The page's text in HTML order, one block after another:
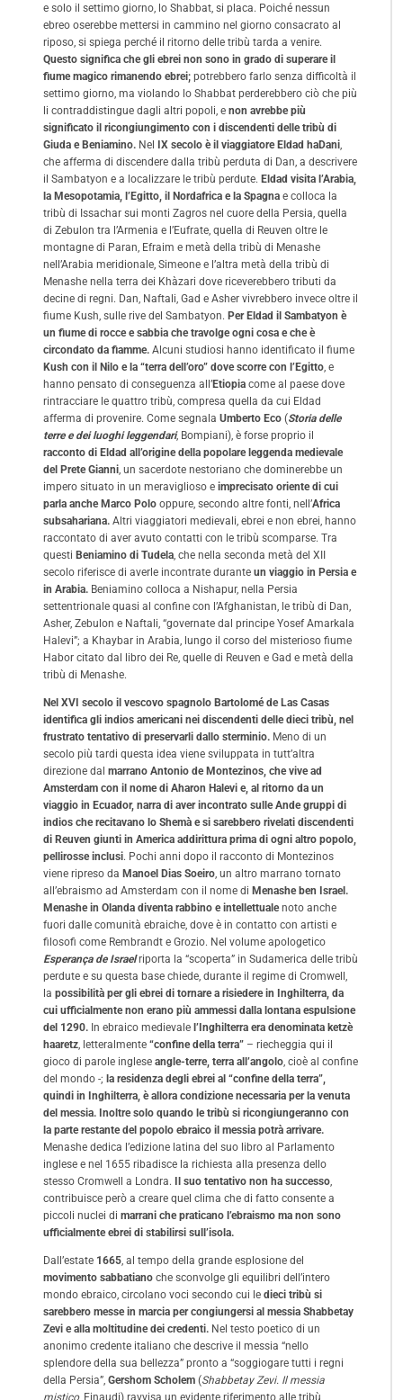
e solo il settimo giorno, lo Shabbat, si placa. Poiché nessun
ebreo oserebbe mettersi in cammino nel giorno consacrato al
riposo, si spiega perché il ritorno delle tribù tarda a venire.
Questo significa che gli ebrei non sono in grado di superare il
fiume magico rimanendo ebrei; potrebbero farlo senza difficoltà il
settimo giorno, ma violando lo Shabbat perderebbero ciò che più
li contraddistingue dagli altri popoli, e non avrebbe più
significato il ricongiungimento con i discendenti delle tribù di
Giuda e Beniamino. Nel IX secolo è il viaggiatore Eldad haDani
che afferma di discendere dalla tribù perduta di Dan, a descrivere
il Sambatyon e a localizzare le tribù perdute. Eldad visita l’Arabia,
la Mesopotamia, l’Egitto, il Nordafrica e la Spagna e colloca la
tribù di Issachar sui monti Zagros nel cuore della Persia, quella
di Zebulon tra l’Armenia e l’Eufrate, quella di Reuven oltre le
montagne di Paran, Efraim e metà della tribù di Menashe
nell’Arabia meridionale, Simeone e l’altra metà della tribù di
Menashe nella terra dei Khàzari dove riceverebbero tributi da
decine di regni. Dan, Naftali, Gad e Asher vivrebbero invece oltre il
fiume Kush, sulle rive del Sambatyon. Per Eldad il Sambatyon è
un fiume di rocce e sabbia che travolge ogni cosa e che è
circondato da fiamme. Alcuni studiosi hanno identificato il fiume
Kush con il Nilo e la “terra dell’oro” dove scorre con l’Egitto , e
hanno pensato di conseguenza all’Etiopia come al paese dove
rintracciare le quattro tribù, compresa quella da cui Eldad
afferma di provenire. Come segnala Umberto Eco (Storia delle
terre e dei luoghi leggendari, Bompiani), è forse proprio il
racconto di Eldad all’origine della popolare leggenda medievale
del Prete Gianni , un sacerdote nestoriano che dominerebbe un
impero situato in un meraviglioso e imprecisato oriente di cui
parla anche Marco Polo oppure, secondo altre fonti, nell’Africa
subsahariana. Altri viaggiatori medievali, ebrei e non ebrei, hanno
raccontato di aver avuto contatti con le tribù scomparse. Tra
questi Beniamino di Tudela , che nella seconda metà del XII
secolo riferisce di averle incontrate durante un viaggio in Persia e
in Arabia. Beniamino colloca a Nishapur, nella Persia
settentrionale quasi al confine con l’Afghanistan, le tribù di Dan,
Asher, Zebulon e Naftali, “governate dal principe Yosef Amarkala
Halevi”; a Khaybar in Arabia, lungo il corso del misterioso fiume
Habor citato dal libro dei Re, quelle di Reuven e Gad e metà della
tribù di Menashe.
Nel XVI secolo il vescovo spagnolo Bartolomé de Las Casas
identifica gli indios americani nei discendenti delle dieci tribù, nel
frustrato tentativo di preservarli dallo sterminio. Meno di un
secolo più tardi questa idea viene sviluppata in tutt’altra
direzione dal marrano Antonio de Montezinos, che vive ad
Amsterdam con il nome di Aharon Halevi e, al ritorno da un
viaggio in Ecuador, narra di aver incontrato sulle Ande gruppi di
indios che recitavano lo Shemà e si sarebbero rivelati discendenti
di Reuven giunti in America addirittura prima di ogni altro popolo,
pellirosse inclusi. Pochi anni dopo il racconto di Montezinos
viene ripreso da Manoel Dias Soeiro , un altro marrano tornato
all’ebraismo ad Amsterdam con il nome di Menashe ben Israel.
Menashe in Olanda diventa rabbino e intellettualenoto anche
fuori dalle comunità ebraiche, dove è in contatto con artisti e
filosofi come Rembrandt e Grozio. Nel volume apologetico
Esperança de Israel riporta la “scoperta” in Sudamerica delle tribù
perdute e su questa base chiede, durante il regime di Cromwell,
la possibilità per gli ebrei di tornare a risiedere in Inghilterra, da
cui ufficialmente non erano più ammessi dalla lontana espulsione
del 1290. In ebraico medievale l’Inghilterra era denominata ketzè
haaretz , letteralmente “confine della terra” – riecheggia qui il
gioco di parole inglese angle-terre, terra all’angolo , cioè al confine
del mondo -; la residenza degli ebrei al “confine della terra”,
quindi in Inghilterra, è allora condizione necessaria per la venuta
del messia. Inoltre solo quando le tribù si ricongiungeranno con
la parte restante del popolo ebraico il messia potrà arrivare.
Menashe dedica l’edizione latina del suo libro al Parlamento
inglese e nel 1655 ribadisce la richiesta alla presenza dello
stesso Cromwell a Londra. Il suo tentativo non ha successo
contribuisce però a creare quel clima che di fatto consente a
piccoli nuclei di marrani che praticano l’ebraismo ma non sono
ufficialmente ebrei di stabilirsi sull’isola.
Dall’estate 1665 , al tempo della grande esplosione del
movimento sabbatiano che sconvolge gli equilibri dell’intero
mondo ebraico, circolano voci secondo cui le dieci tribù si
sarebbero messe in marcia per congiungersi al messia Shabbetay
Zevi e alla moltitudine dei credenti. Nel testo poetico di un
anonimo credente italiano che descrive il messia “nello
splendore della sua bellezza” pronto a “soggiogare tutti i regni
della Persia”, Gershom Scholem (Shabbetay Zevi. Il messia
mistico, Einaudi) ravvisa un evidente riferimento alle tribù